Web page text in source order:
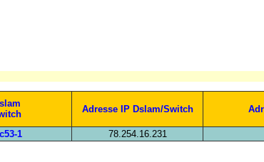
Adresse IP Dslam/Switch
1 78.254.16.231